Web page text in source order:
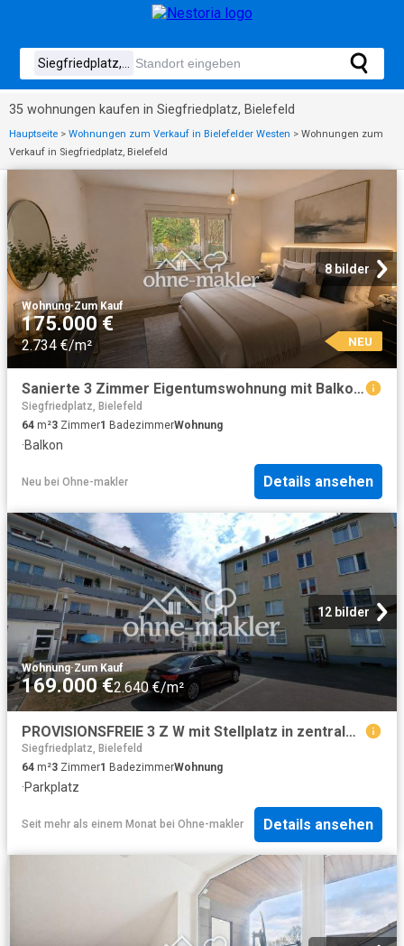
35 wohnungen kaufen in Siegfriedplatz, Bielefeld
Hauptseite > Wohnungen zum Verkauf in Bielefelder Westen > Wohnungen zum
Verkauf in Siegfriedplatz, Bielefeld
8 bilder
Wohnung·Zum Kauf
175.000 €
2.734 €/m² NEU
Sanierte 3 Zimmer Eigentumswohnung mit Balkon in Bielefeld Schildesche
Siegfriedplatz, Bielefeld
64 m²3 Zimmer1 BadezimmerWohnung
·Balkon
Neu bei Ohne-makler Details ansehen
12 bilder
Wohnung·Zum Kauf
169.000 €2.640 €/m²
PROVISIONSFREIE 3 Z W mit Stellplatz in zentraler Lage von Bielefeld
Siegfriedplatz, Bielefeld
64 m²3 Zimmer1 BadezimmerWohnung
·Parkplatz
Seit mehr als einem Monat bei Ohne-makler Details ansehen